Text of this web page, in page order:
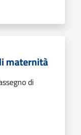
maternità
di